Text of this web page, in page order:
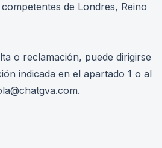
de Londres, Reino
o reclamación, puede dirigirse
indicada en el apartado 1 o al
.